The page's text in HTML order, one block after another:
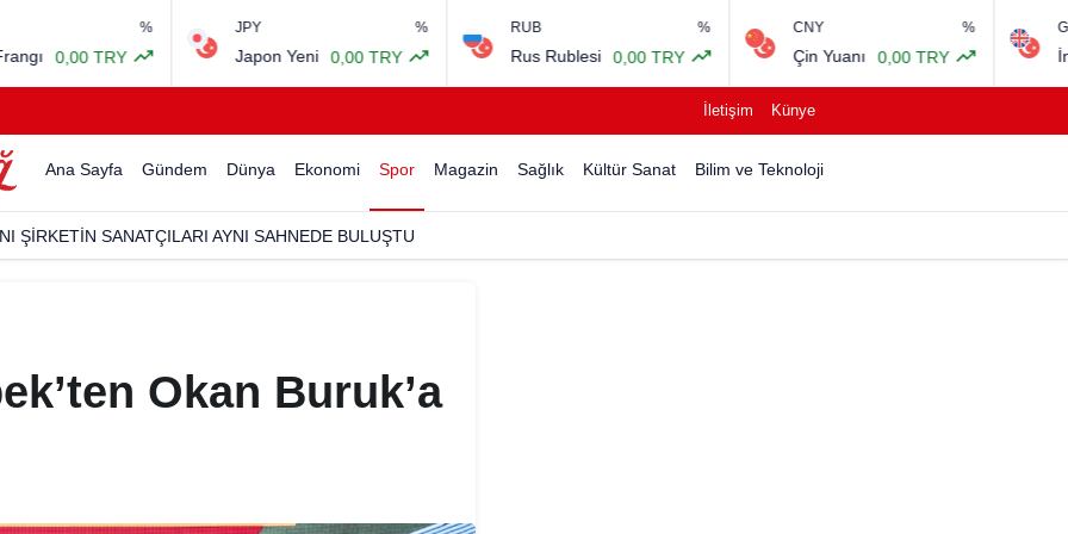
JPY
Japon Yeni 0,00 TRY
RUB
Rus Rublesi 0,00 TRY
CNY
Çin Yuanı 0,00 TRY
GBP
İngiliz Sterlini
İletişim Künye
Ana Sayfa Gündem Dünya Ekonomi Spor Magazin Sağlık Kültür Sanat Bilim ve Teknoloji
ŞİRKETİN SANATÇILARI AYNI SAHNEDE BULUŞTU
Okan Buruk’a